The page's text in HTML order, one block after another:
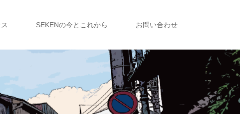
SEKENの今とこれから お問い合わせ